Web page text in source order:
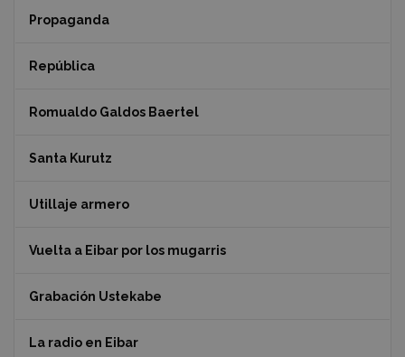
Propaganda
República
Romualdo Galdos Baertel
Santa Kurutz
Utillaje armero
Vuelta a Eibar por los mugarris
Grabación Ustekabe
La radio en Eibar